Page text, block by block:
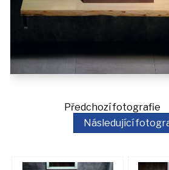
Předchozí
Následující